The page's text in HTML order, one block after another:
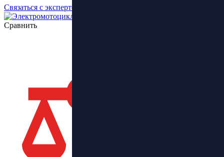
Связаться с экспертом
Сравнить